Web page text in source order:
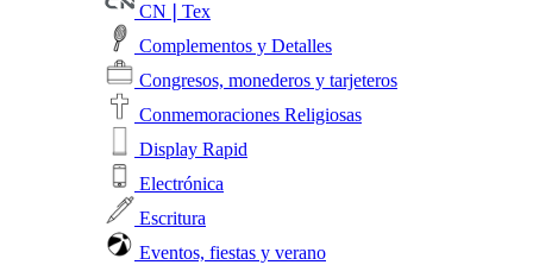
CN❘Tex
Complementos y Detalles
Congresos, monederos y tarjeteros
Conmemoraciones Religiosas
Display Rapid
Electrónica
Escritura
Eventos, fiestas y verano